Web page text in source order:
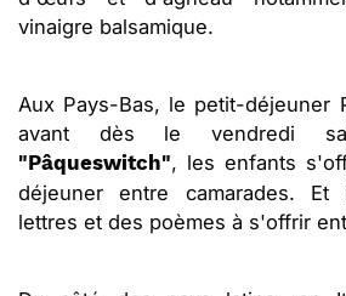
vinaigre balsamique.
Aux Pays-Bas, le petit-déjeuner
avant dès le vendredi
"Pâqueswitch", les enfants
déjeuner entre camarades.
lettres et des poèmes à s'offrir